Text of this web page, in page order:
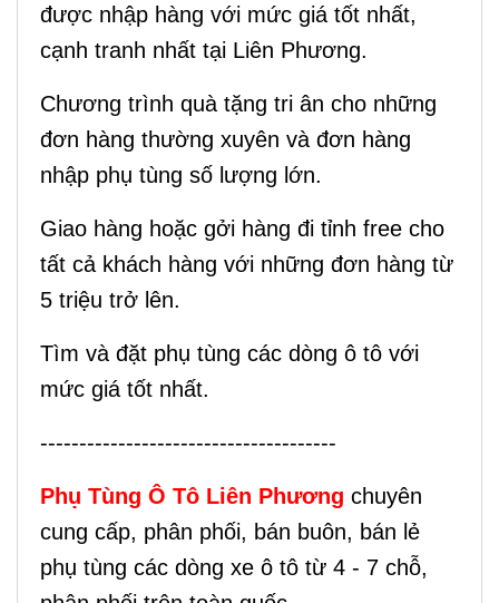
được nhập hàng với mức giá tốt nhất,
cạnh tranh nhất tại Liên Phương.
Chương trình quà tặng tri ân cho những
đơn hàng thường xuyên và đơn hàng
nhập phụ tùng số lượng lớn.
Giao hàng hoặc gởi hàng đi tỉnh free cho
tất cả khách hàng với những đơn hàng từ
5 triệu trở lên.
Tìm và đặt phụ tùng các dòng ô tô với
mức giá tốt nhất.
--------------------------------------
Phụ Tùng Ô Tô Liên Phương chuyên
cung cấp, phân phối, bán buôn, bán lẻ
phụ tùng các dòng xe ô tô từ 4 - 7 chỗ,